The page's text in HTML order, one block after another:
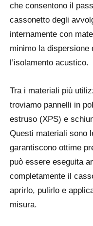
che consentono il
cassonetto degli
internamente con
minimo la dispersione
l’isolamento acustico.
Tra i materiali più
troviamo pannelli in
estruso (XPS) e
Questi materiali sono
garantiscono ottime
può essere eseguita
completamente il
aprirlo, pulirlo e
misura.